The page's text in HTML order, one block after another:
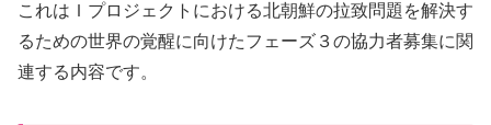
これはＩプロジェクトにおける北朝鮮の拉致問題を解決す
るための世界の覚醒に向けたフェーズ３の協力者募集に関
連する内容です。